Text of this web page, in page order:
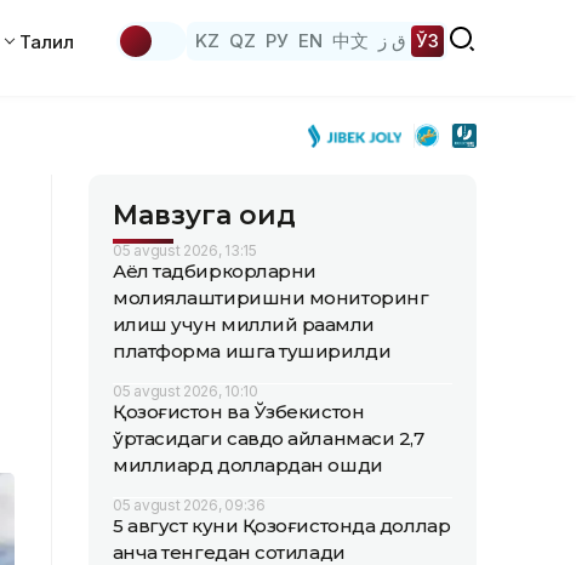
Таҳлил KZ QZ РУ EN 中文 ق ز ЎЗ
Мавзуга оид
05 avgust 2026, 13:15
Аёл тадбиркорларни
молиялаштиришни мониторинг
қилиш учун миллий рақамли
платформа ишга туширилди
05 avgust 2026, 10:10
Қозоғистон ва Ўзбекистон
ўртасидаги савдо айланмаси 2,7
миллиард доллардан ошди
05 avgust 2026, 09:36
5 август куни Қозоғистонда доллар
қанча тенгедан сотилади